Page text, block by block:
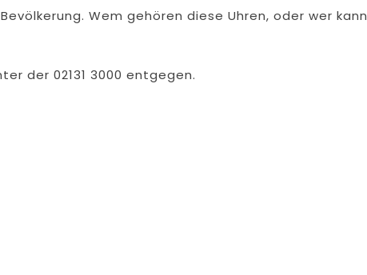
Wem gehören diese Uhren, oder wer kann
der 02131 3000 entgegen.